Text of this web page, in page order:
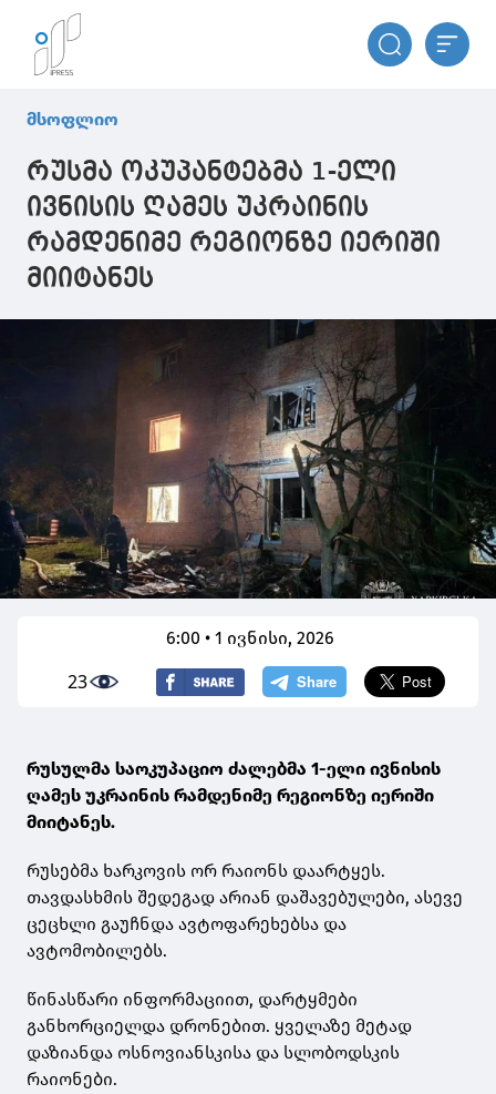
მსოფლიო
რუსმა ოკუპანტებმა 1-ელი
ივნისის ღამეს უკრაინის
რამდენიმე რეგიონზე იერიში
მიიტანეს
6:00 • 1 ივნისი, 2026
23
რუსულმა საოკუპაციო ძალებმა 1-ელი ივნისის
ღამეს უკრაინის რამდენიმე რეგიონზე იერიში
მიიტანეს.
რუსებმა ხარკოვის ორ რაიონს დაარტყეს.
თავდასხმის შედეგად არიან დაშავებულები, ასევე
ცეცხლი გაუჩნდა ავტოფარეხებსა და
ავტომობილებს.
წინასწარი ინფორმაციით, დარტყმები
განხორციელდა დრონებით. ყველაზე მეტად
დაზიანდა ოსნოვიანსკისა და სლობოდსკის
რაიონები.